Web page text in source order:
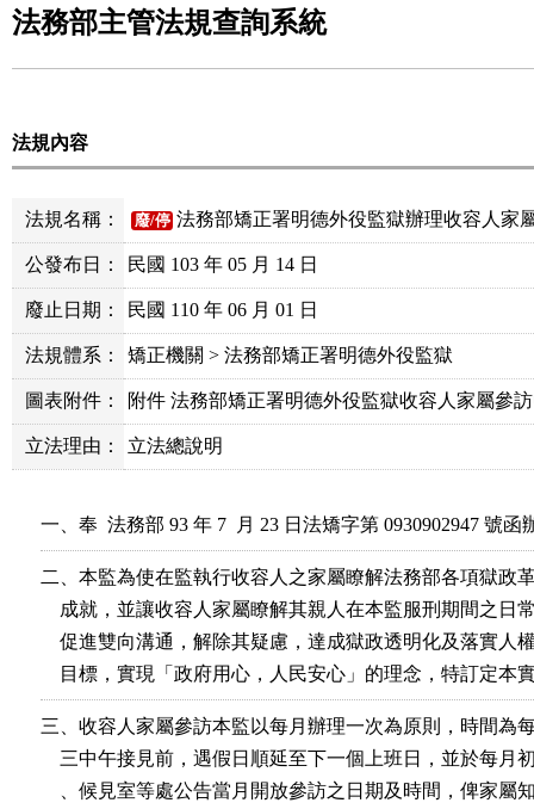
法務部主管法規查詢系統
法規內容
法規名稱： 廢/停 法務部矯正署明德外役監獄辦理收容人家
公發布日： 民國 103 年 05 月 14 日
廢止日期： 民國 110 年 06 月 01 日
法規體系： 矯正機關 > 法務部矯正署明德外役監獄
圖表附件： 附件 法務部矯正署明德外役監獄收容人家屬參
立法理由： 立法總說明
一、奉  法務部 93 年 7  月 23 日法矯字第 0930902947 號函
二、本監為使在監執行收容人之家屬瞭解法務部各項獄政
成就，並讓收容人家屬瞭解其親人在本監服刑期間之日
促進雙向溝通，解除其疑慮，達成獄政透明化及落實人
目標，實現「政府用心，人民安心」的理念，特訂定本
三、收容人家屬參訪本監以每月辦理一次為原則，時間為
三中午接見前，遇假日順延至下一個上班日，並於每月
、候見室等處公告當月開放參訪之日期及時間，俾家屬